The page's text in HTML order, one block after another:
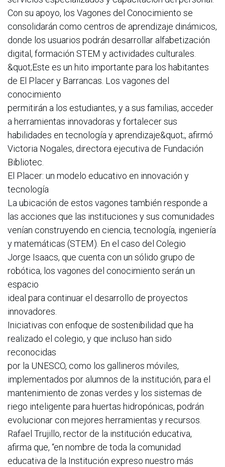
Con su apoyo, los Vagones del Conocimiento se
consolidarán como centros de aprendizaje dinámicos,
donde los usuarios podrán desarrollar alfabetización
digital, formación STEM y actividades culturales.
&quot;Este es un hito importante para los habitantes
de El Placer y Barrancas. Los vagones del
conocimiento
permitirán a los estudiantes, y a sus familias, acceder
a herramientas innovadoras y fortalecer sus
habilidades en tecnología y aprendizaje&quot;, afirmó
Victoria Nogales, directora ejecutiva de Fundación
Bibliotec.
El Placer: un modelo educativo en innovación y
tecnología
La ubicación de estos vagones también responde a
las acciones que las instituciones y sus comunidades
venían construyendo en ciencia, tecnología, ingeniería
y matemáticas (STEM). En el caso del Colegio
Jorge Isaacs, que cuenta con un sólido grupo de
robótica, los vagones del conocimiento serán un
espacio
ideal para continuar el desarrollo de proyectos
innovadores.
Iniciativas con enfoque de sostenibilidad que ha
realizado el colegio, y que incluso han sido
reconocidas
por la UNESCO, como los gallineros móviles,
implementados por alumnos de la institución, para el
mantenimiento de zonas verdes y los sistemas de
riego inteligente para huertas hidropónicas, podrán
evolucionar con mejores herramientas y recursos.
Rafael Trujillo, rector de la institución educativa,
afirma que, “en nombre de toda la comunidad
educativa de la Institución expreso nuestro más